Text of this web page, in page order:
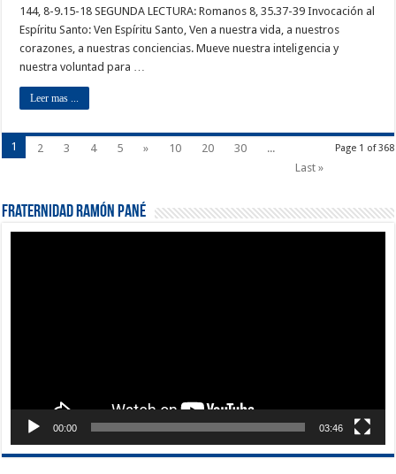
144, 8-9.15-18 SEGUNDA LECTURA: Romanos 8, 35.37-39 Invocación al
Espíritu Santo: Ven Espíritu Santo, Ven a nuestra vida, a nuestros
corazones, a nuestras conciencias. Mueve nuestra inteligencia y
nuestra voluntad para …
Leer mas ...
Page 1 of 368
1 2 3 4 5 » 10 20 30
...
Last »
Fraternidad Ramón Pané
00:00 03:46